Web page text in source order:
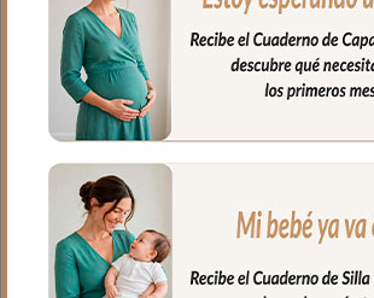
de arriba del capazo y los bordes en
lateral, es una colcha con cinturón para
que se ajuste mejor.
5. Babero o embozo va por encima de la
Todas las piezas son independientes para
usar todo el conjunto completo o como
necesites dependiendo del momento y
de la temperatura: